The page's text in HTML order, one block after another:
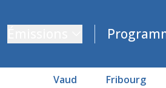
Vaud Fribourg